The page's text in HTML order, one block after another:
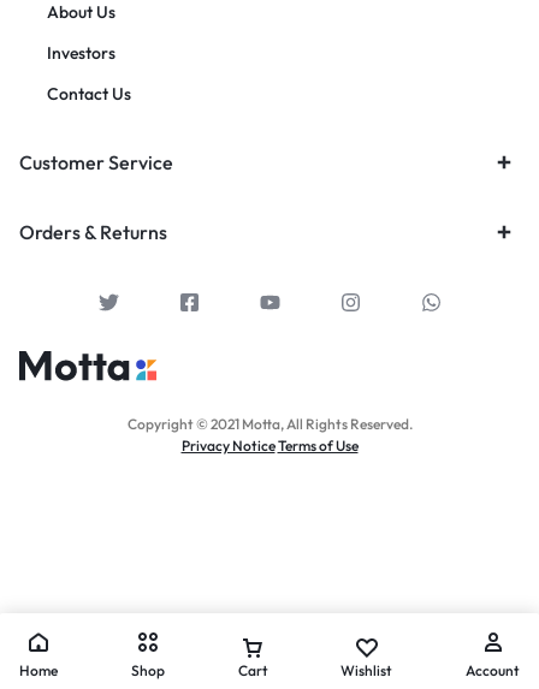
About Us
Investors
Contact Us
Customer Service
Orders & Returns
Copyright © 2021 Motta, All Rights Reserved.
Privacy NoticeTerms of Use
Home Shop Cart Wishlist Account